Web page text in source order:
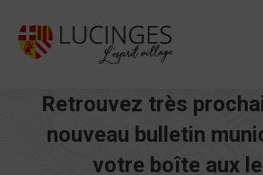
Retrouvez très
nouveau bulletin
votre boîte aux